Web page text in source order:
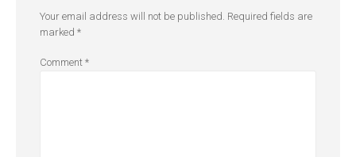
Your email address will not be published. Required fields are
marked *
Comment *